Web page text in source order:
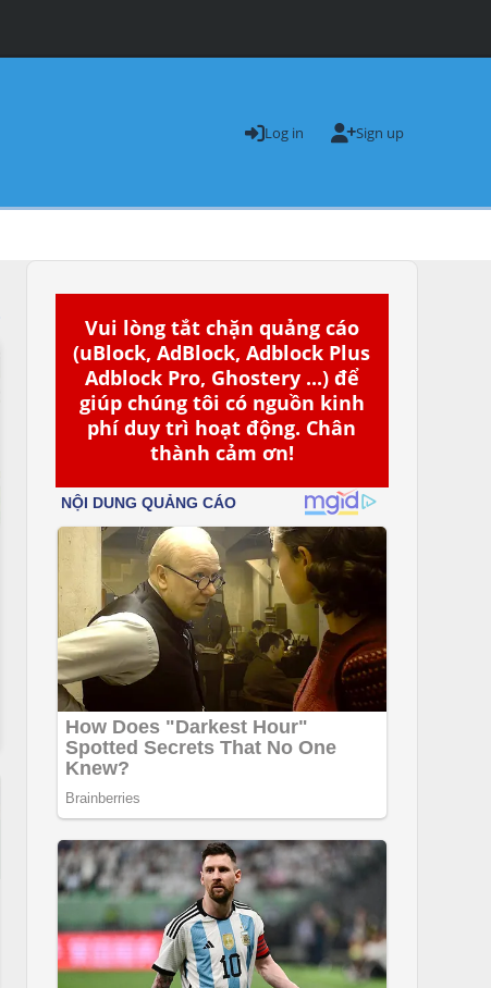
Log in Sign up
Vui lòng tắt chặn quảng cáo
(uBlock, AdBlock, Adblock Plus
Adblock Pro, Ghostery ...) để
giúp chúng tôi có nguồn kinh
phí duy trì hoạt động. Chân
thành cảm ơn!